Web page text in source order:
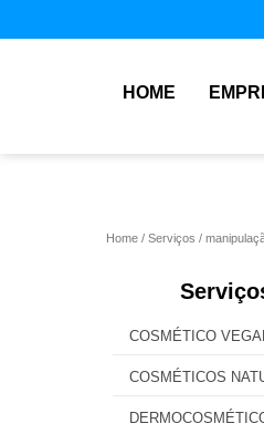
HOME
Home Serviços
COSMÉTICO
COSMÉTICOS